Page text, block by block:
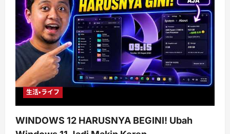
生活・ライフ
WINDOWS 12 HARUSNYA BEGINI! Ubah